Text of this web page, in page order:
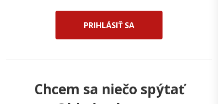
PRIHLÁSIŤ SA
Chcem sa niečo spýtať